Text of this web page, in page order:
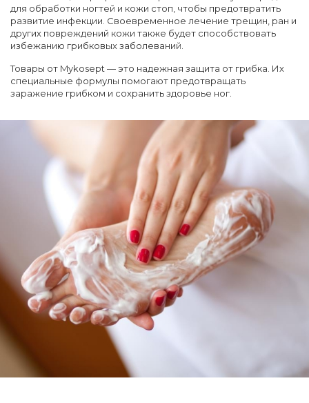
для обработки ногтей и кожи стоп, чтобы предотвратить
развитие инфекции. Своевременное лечение трещин, ран и
других повреждений кожи также будет способствовать
избежанию грибковых заболеваний.
Товары от Mykosept — это надежная защита от грибка. Их
специальные формулы помогают предотвращать
заражение грибком и сохранить здоровье ног.